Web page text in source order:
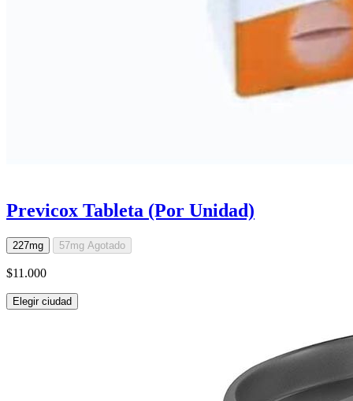
Previcox Tableta (Por Unidad)
227mg 57mg Agotado
$11.000
Elegir ciudad